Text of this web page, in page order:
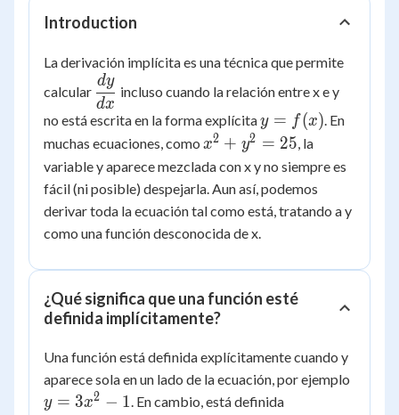
Introduction
La derivación implícita es una técnica que permite
calcular \dfrac{dy}
{dx}
dx
dy
incluso cuando la relación entre x e y
no está escrita en la forma explícitay =
f(x)
y = f(x). En
muchas ecuaciones, como x^2
+
y^2
=
x2 + y2 = 25, la
variable y aparece mezclada con x y no siempre es
fácil (ni posible) despejarla. Aun así, podemos
derivar toda la ecuación tal como está, tratando a y
como una función desconocida de x.
¿Qué significa que una función esté
definida implícitamente?
Una función está definida explícitamente cuando y
aparece sola en un lado de la ecuación, por ejemplo
y = 3x2 − 1. En cambio, está definida